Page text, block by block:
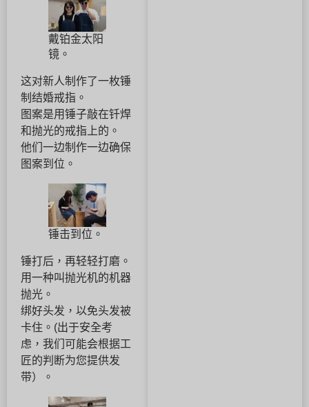
戴铂金太阳
镜。
这对新人制作了一枚锤
制结婚戒指。
图案是用锤子敲在钎焊
和抛光的戒指上的。
他们一边制作一边确保
图案到位。
锤击到位。
锤打后，再轻轻打磨。
用一种叫抛光机的机器
抛光。
绑好头发，以免头发被
卡住。(出于安全考
虑，我们可能会根据工
匠的判断为您提供发
带）。